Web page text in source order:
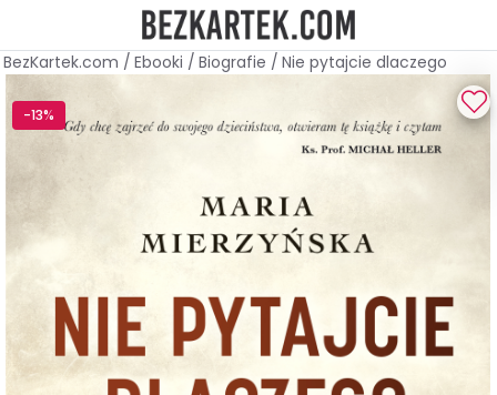
BezKartek.com / Ebooki / Biografie / Nie pytajcie dlaczego
-13%